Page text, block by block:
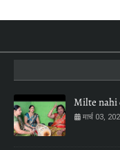
Milte nahi
मार्च 03,